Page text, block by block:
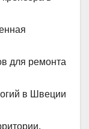
для ремонта
в Швеции